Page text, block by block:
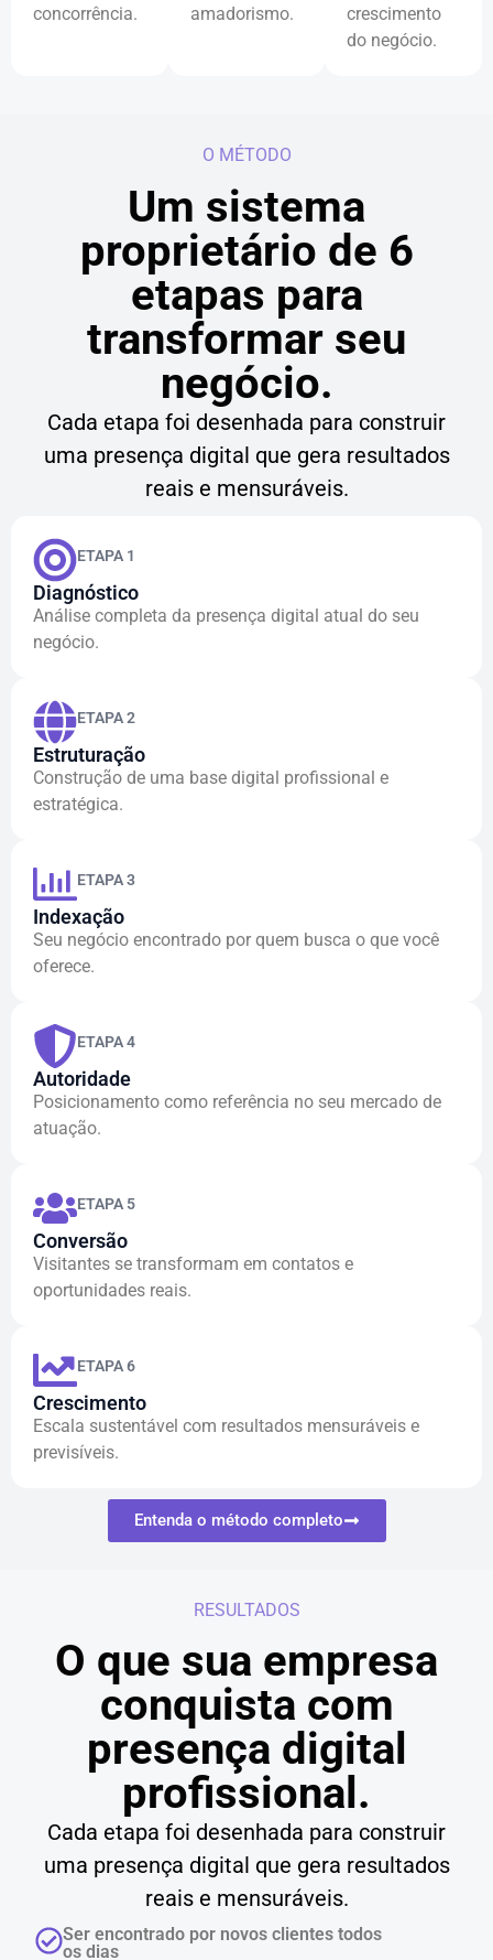
concorrência.
amadorismo.
crescimento
do negócio.
O MÉTODO
Um sistema
proprietário de 6
etapas para
transformar seu
negócio.
Cada etapa foi desenhada para construir
uma presença digital que gera resultados
reais e mensuráveis.
ETAPA 1
Diagnóstico
Análise completa da presença digital atual do seu
negócio.
ETAPA 2
Estruturação
Construção de uma base digital profissional e
estratégica.
ETAPA 3
Indexação
Seu negócio encontrado por quem busca o que você
oferece.
ETAPA 4
Autoridade
Posicionamento como referência no seu mercado de
atuação.
ETAPA 5
Conversão
Visitantes se transformam em contatos e
oportunidades reais.
ETAPA 6
Crescimento
Escala sustentável com resultados mensuráveis e
previsíveis.
Entenda o método completo
RESULTADOS
O que sua empresa
conquista com
presença digital
profissional.
Cada etapa foi desenhada para construir
uma presença digital que gera resultados
reais e mensuráveis.
Ser encontrado por novos clientes todos
os dias